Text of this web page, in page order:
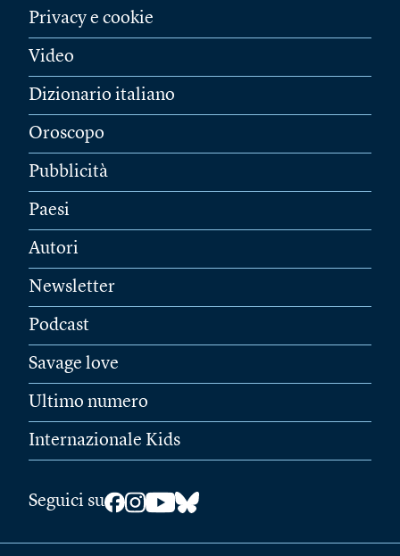
Privacy e cookie
Video
Dizionario italiano
Oroscopo
Pubblicità
Paesi
Autori
Newsletter
Podcast
Savage love
Ultimo numero
Internazionale Kids
Seguici su